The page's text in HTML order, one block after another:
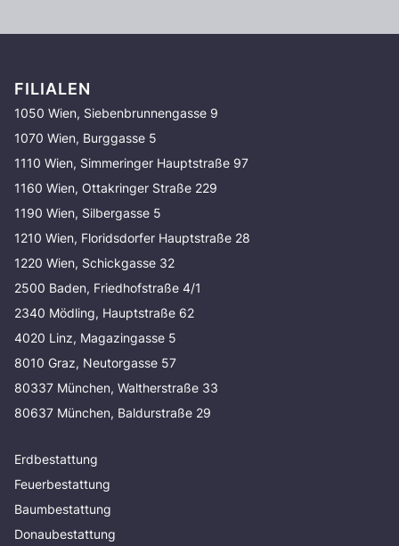
FILIALEN
1050 Wien, Siebenbrunnengasse 9
1070 Wien, Burggasse 5
1110 Wien, Simmeringer Hauptstraße 97
1160 Wien, Ottakringer Straße 229
1190 Wien, Silbergasse 5
1210 Wien, Floridsdorfer Hauptstraße 28
1220 Wien, Schickgasse 32
2500 Baden, Friedhofstraße 4/1
2340 Mödling, Hauptstraße 62
4020 Linz, Magazingasse 5
8010 Graz, Neutorgasse 57
80337 München, Waltherstraße 33
80637 München, Baldurstraße 29
Erdbestattung
Feuerbestattung
Baumbestattung
Donaubestattung